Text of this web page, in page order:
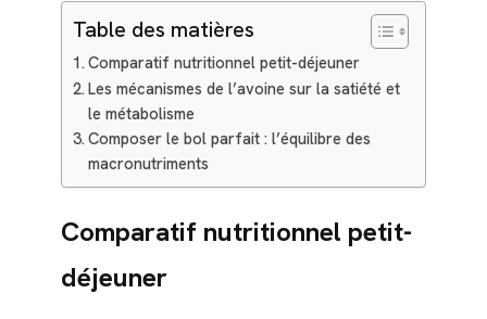
Table des matières
Comparatif nutritionnel petit-déjeuner
Les mécanismes de l’avoine sur la satiété et
le métabolisme
Composer le bol parfait : l’équilibre des
macronutriments
Comparatif nutritionnel petit-
déjeuner